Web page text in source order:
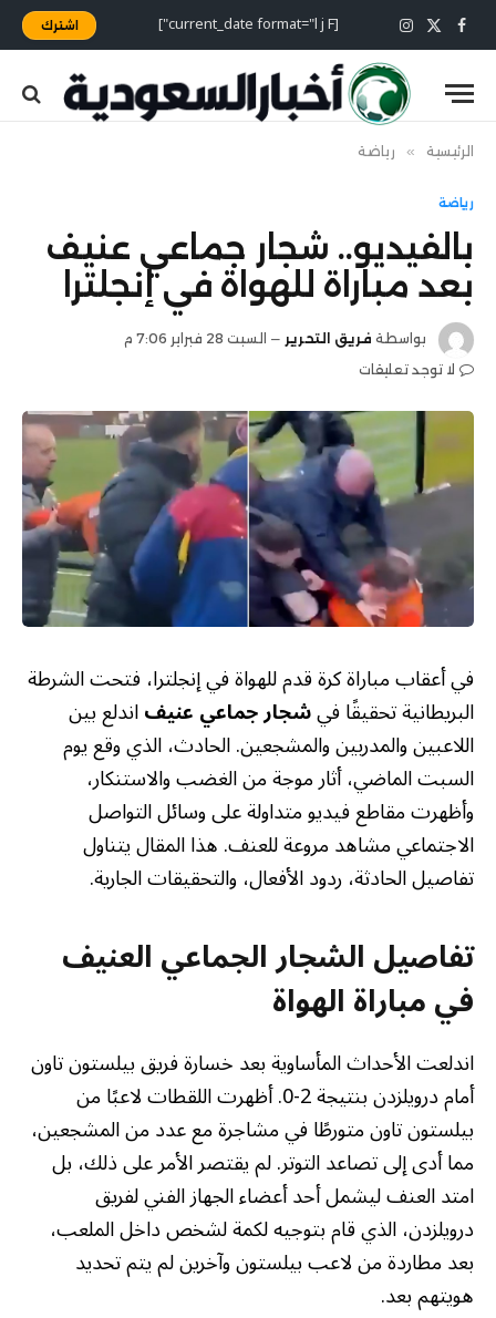
فيسبوك
X
(Twitter)
الانستغرام [current_date format="l j F"] اشترك
الرئيسية » رياضة
رياضة
بالفيديو.. شجار جماعي عنيف
بعد مباراة للهواة في إنجلترا
بواسطة فريق التحرير
السبت 28 فبراير 7:06 م
لا توجد تعليقات
في أعقاب مباراة كرة قدم للهواة في إنجلترا، فتحت الشرطة
البريطانية تحقيقًا فيشجار جماعي عنيفاندلع بين
اللاعبين والمدربين والمشجعين. الحادث، الذي وقع يوم
السبت الماضي، أثار موجة من الغضب والاستنكار،
وأظهرت مقاطع فيديو متداولة على وسائل التواصل
الاجتماعي مشاهد مروعة للعنف. هذا المقال يتناول
تفاصيل الحادثة، ردود الأفعال، والتحقيقات الجارية.
تفاصيلالشجار الجماعي العنيف
في مباراة الهواة
اندلعت الأحداث المأساوية بعد خسارة فريق بيلستون تاون
أمام درويلزدن بنتيجة 2-0. أظهرت اللقطات لاعبًا من
بيلستون تاون متورطًا في مشاجرة مع عدد من المشجعين،
مما أدى إلى تصاعد التوتر. لم يقتصر الأمر على ذلك، بل
امتد العنف ليشمل أحد أعضاء الجهاز الفني لفريق
درويلزدن، الذي قام بتوجيه لكمة لشخص داخل الملعب،
بعد مطاردة من لاعب بيلستون وآخرين لم يتم تحديد
هويتهم بعد.